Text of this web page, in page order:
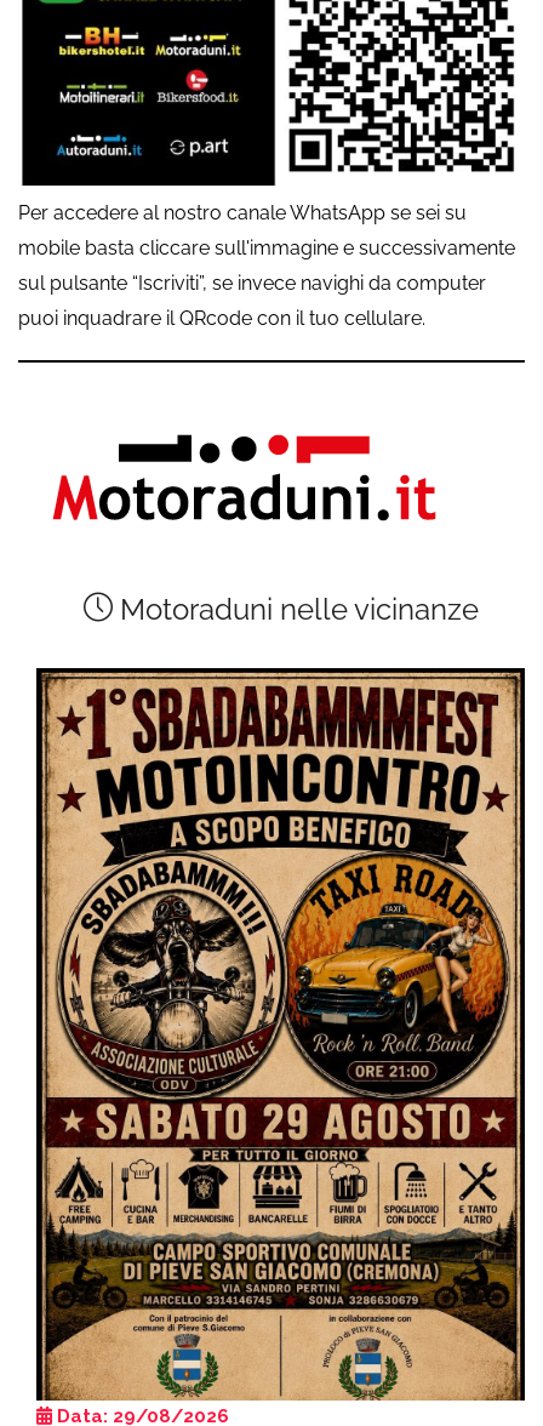
Per accedere al nostro canale WhatsApp se sei su
mobile basta cliccare sull'immagine e successivamente
sul pulsante “Iscriviti”, se invece navighi da computer
puoi inquadrare il QRcode con il tuo cellulare.
Motoraduni nelle vicinanze
Data: 29/08/2026